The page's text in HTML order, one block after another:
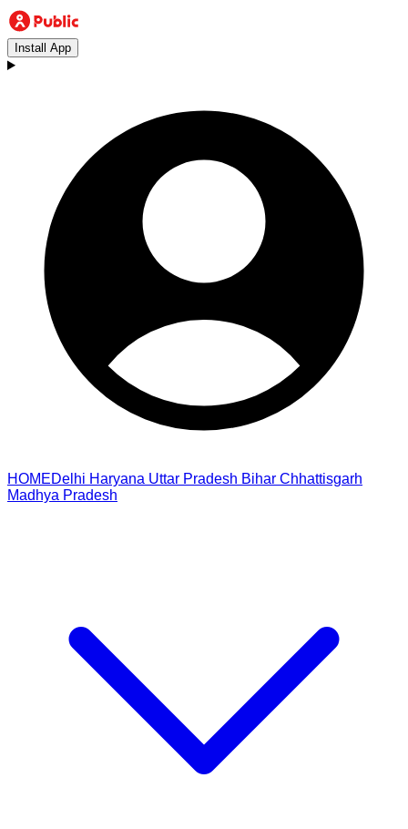
Install App
HOMEDelhi Haryana Uttar Pradesh Bihar Chhattisgarh
Madhya Pradesh